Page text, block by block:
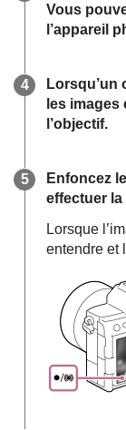
Vous
l’appareil
Lorsqu’un
les
l’objectif.
Enfoncez
effectuer
Lorsque
entendre et